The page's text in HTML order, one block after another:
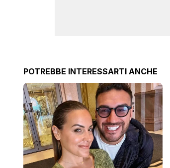
POTREBBE INTERESSARTI ANCHE